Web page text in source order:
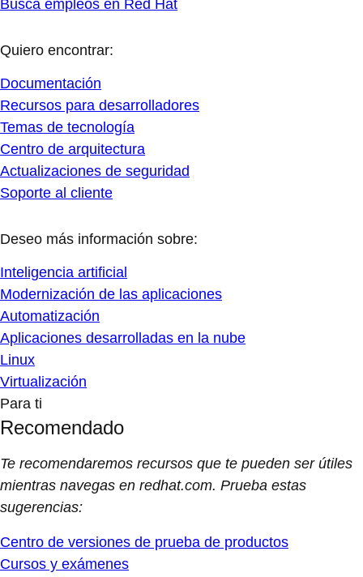
Busca empleos en Red Hat
Quiero encontrar:
Documentación
Recursos para desarrolladores
Temas de tecnología
Centro de arquitectura
Actualizaciones de seguridad
Soporte al cliente
Deseo más información sobre:
Inteligencia artificial
Modernización de las aplicaciones
Automatización
Aplicaciones desarrolladas en la nube
Linux
Virtualización
Para ti
Recomendado
Te recomendaremos recursos que te pueden ser útiles
mientras navegas en redhat.com. Prueba estas
sugerencias:
Centro de versiones de prueba de productos
Cursos y exámenes